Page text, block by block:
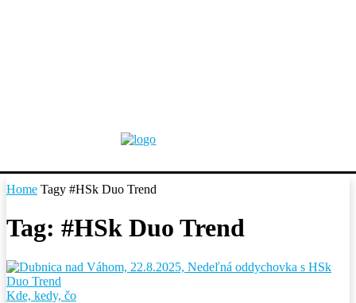
Home Tagy #HSk Duo Trend
Tag: #HSk Duo Trend
Kde, kedy, čo